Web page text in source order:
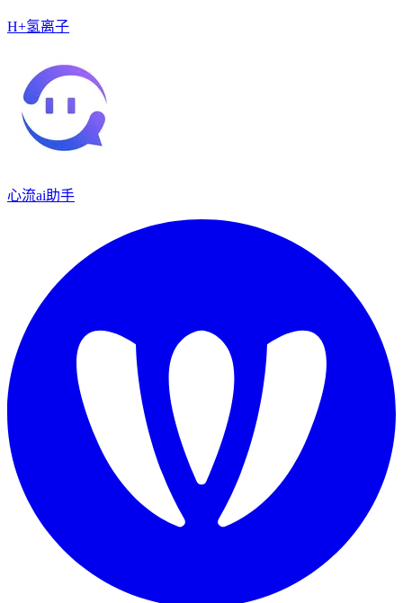
H+氢离子
心流ai助手